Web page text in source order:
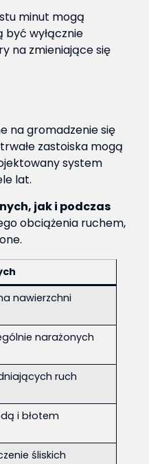
minut mogą
być wyłącznie
na zmieniające się
na gromadzenie się
zastoiska mogą
system
lat.
jak i podczas
obciążenia ruchem,
nawierzchni
narażonych
ruch
i błotem
śliskich